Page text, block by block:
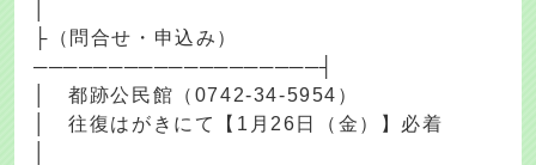
├（問合せ・申込み）
───────────────────┤
│ 都跡公民館（0742-34-5954）
│ 往復はがきにて【1月26日（金）】必着